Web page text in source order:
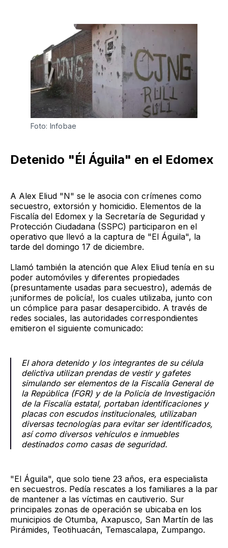
Foto: Infobae
Detenido "Él Águila" en el Edomex
A Alex Eliud "N" se le asocia con crímenes como
secuestro, extorsión y homicidio. Elementos de la
Fiscalía del Edomex y la Secretaría de Seguridad y
Protección Ciudadana (SSPC) participaron en el
operativo que llevó a la captura de "El Águila", la
tarde del domingo 17 de diciembre.
Llamó también la atención que Alex Eliud tenía en su
poder automóviles y diferentes propiedades
(presuntamente usadas para secuestro), además de
¡uniformes de policía!, los cuales utilizaba, junto con
un cómplice para pasar desapercibido. A través de
redes sociales, las autoridades correspondientes
emitieron el siguiente comunicado:
El ahora detenido y los integrantes de su célula
delictiva utilizan prendas de vestir y gafetes
simulando ser elementos de la Fiscalía General de
la República (FGR) y de la Policía de Investigación
de la Fiscalía estatal, portaban identificaciones y
placas con escudos institucionales, utilizaban
diversas tecnologías para evitar ser identificados,
así como diversos vehículos e inmuebles
destinados como casas de seguridad.
"El Águila", que solo tiene 23 años, era especialista
en secuestros. Pedía rescates a los familiares a la par
de mantener a las víctimas en cautiverio. Sur
principales zonas de operación se ubicaba en los
municipios de Otumba, Axapusco, San Martín de las
Pirámides, Teotihuacán, Temascalapa, Zumpango.